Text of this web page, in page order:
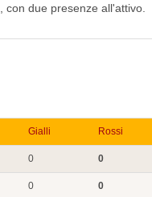
due presenze all'attivo.
Gialli Rossi
0 0
0 0